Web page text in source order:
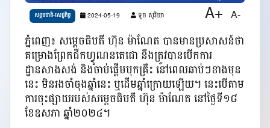
សង្គមជាតិ-សេដ្ឋកិច្ច 2024-05-19 ទូច សូរិយា A+ A-
ភ្នំពេញ៖ សម្តេចធិបតី ហ៊ុន ម៉ាណែត បានមានប្រសាសន៍ថា
គម្រោងព្រែកជីកហ្វូណនតេជោ នឹងត្រូវបានបើកការ
ដ្ឋានសាងសង់ និងចាប់ផ្តើមបុកគ្រឹះ នៅពេលឆាប់ៗខាងមុន
នេះ មិនរងចាំចុងឆ្នាំនេះ ឬដើមឆ្នាំក្រោយឡើយ។ នេះបើតាម
ការចុះផ្សាយរបស់សម្តេចធិបតី ហ៊ុន ម៉ាណែត នៅថ្ងៃទី១៨
ខែឧសភា ឆ្នាំ២០២៤។